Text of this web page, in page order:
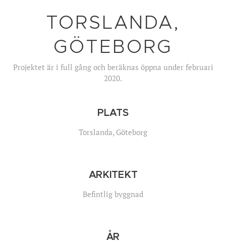
TORSLANDA,
GÖTEBORG
Projektet är i full gång och beräknas öppna under februari
2020.
PLATS
Torslanda, Göteborg
ARKITEKT
Befintlig byggnad
ÅR